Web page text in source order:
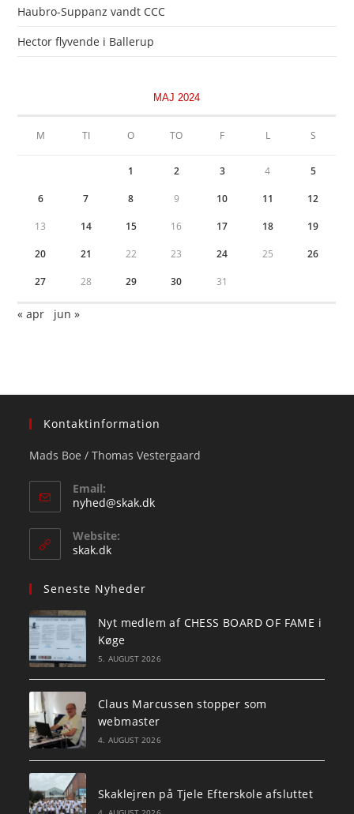
Haubro-Suppanz vandt CCC
Hector flyvende i Ballerup
MAJ 2024
M TI O TO F L S
1 2 3 4 5
6 7 8 9 10 11 12
13 14 15 16 17 18 19
20 21 22 23 24 25 26
27 28 29 30 31
« apr jun »
Kontaktinformation
Mads Boe / Thomas Vestergaard
Email:
nyhed@skak.dkOpens
Website:
skak.dk
Seneste Nyheder
Nyt medlem af CHESS BOARD OF FAME i
Køge
5. AUGUST 2026
Claus Marcussen stopper som
webmaster
4. AUGUST 2026
Skaklejren på Tjele Efterskole afsluttet